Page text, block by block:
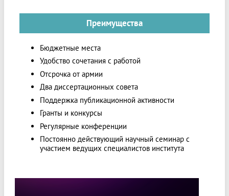
Преимущества
Бюджетные места
Удобство сочетания с работой
Отсрочка от армии
Два диссертационных совета
Поддержка публикационной активности
Гранты и конкурсы
Регулярные конференции
Постоянно действующий научный семинар с
участием ведущих специалистов института